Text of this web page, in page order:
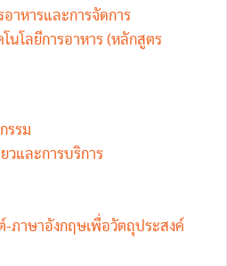
อาหารและการจัดการ
นโลยีการอาหาร (หลักสูตร
รรม
วและการบริการ
-ภาษาอังกฤษเพื่อวัตถุประสงค์